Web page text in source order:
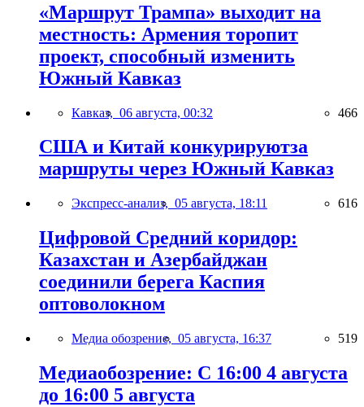
«Маршрут Трампа» выходит на
местность: Армения торопит
проект, способный изменить
Южный Кавказ
Кавказ, 06 августа, 00:32 466
США и Китай конкурируютза
маршруты через Южный Кавказ
Экспресс-анализ, 05 августа, 18:11 616
Цифровой Средний коридор:
Казахстан и Азербайджан
соединили берега Каспия
оптоволокном
Медиа обозрение, 05 августа, 16:37 519
Медиаобозрение: С 16:00 4 августа
до 16:00 5 августа